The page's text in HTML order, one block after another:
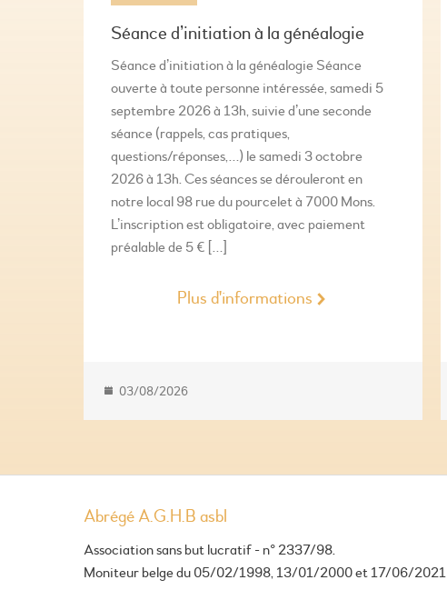
Séance d’initiation à la généalogie
Séance d’initiation à la généalogie Séance
ouverte à toute personne intéressée, samedi 5
septembre 2026 à 13h, suivie d’une seconde
séance (rappels, cas pratiques,
questions/réponses,…) le samedi 3 octobre
2026 à 13h. Ces séances se dérouleront en
notre local 98 rue du pourcelet à 7000 Mons.
L’inscription est obligatoire, avec paiement
préalable de 5 € […]
Plus d'informations
03/08/2026
Abrégé A.G.H.B asbl
Association sans but lucratif - n° 2337/98.
Moniteur belge du 05/02/1998, 13/01/2000 et 17/06/2021